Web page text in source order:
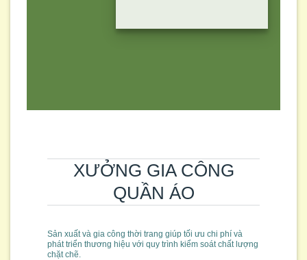
XƯỞNG GIA CÔNG
QUẦN ÁO
Sản xuất và gia công thời trang giúp tối ưu chi phí và
phát triển thương hiệu với quy trình kiểm soát chất lượng
chặt chẽ.